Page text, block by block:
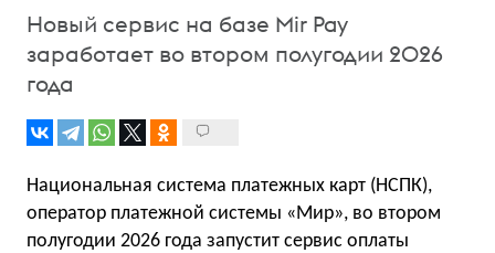
Новый сервис на базе Mir Pay
заработает во втором полугодии 2026
года
Национальная система платежных карт (НСПК),
оператор платежной системы «Мир», во втором
полугодии 2026 года запустит сервис оплаты